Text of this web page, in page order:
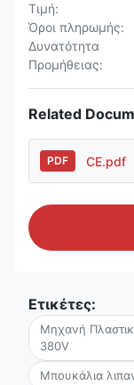
Τιμή:
Όροι πληρωμής:
Δυνατότητα
Προμήθειας:
Related
PDF CE.pdf
Ετικέτες:
Μηχανή
380V
Μπουκάλια